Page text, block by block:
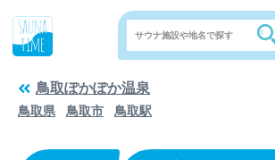
鳥取ぽかぽか温泉
鳥取県 鳥取市 鳥取駅